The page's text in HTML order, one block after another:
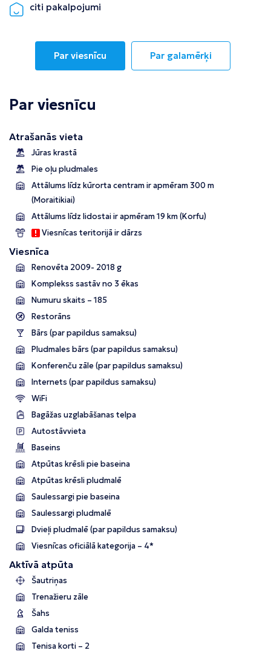
citi pakalpojumi
Par viesnīcu Par galamērķi
Par viesnīcu
Atrašanās vieta
Jūras krastā
Pie oļu pludmales
Attālums līdz kūrorta centram ir apmēram 300 m
(Moraitikiai)
Attālums līdz lidostai ir apmēram 19 km (Korfu)
Viesnīcas teritorijā ir dārzs
Viesnīca
Renovēta 2009- 2018 g
Komplekss sastāv no 3 ēkas
Numuru skaits – 185
Restorāns
Bārs (par papildus samaksu)
Pludmales bārs (par papildus samaksu)
Konferenču zāle (par papildus samaksu)
Internets (par papildus samaksu)
WiFi
Bagāžas uzglabāšanas telpa
Autostāvvieta
Baseins
Atpūtas krēsli pie baseina
Atpūtas krēsli pludmalē
Saulessargi pie baseina
Saulessargi pludmalē
Dvieļi pludmalē (par papildus samaksu)
Viesnīcas oficiālā kategorija – 4*
Aktīvā atpūta
Šautriņas
Trenažieru zāle
Šahs
Galda teniss
Tenisa korti – 2